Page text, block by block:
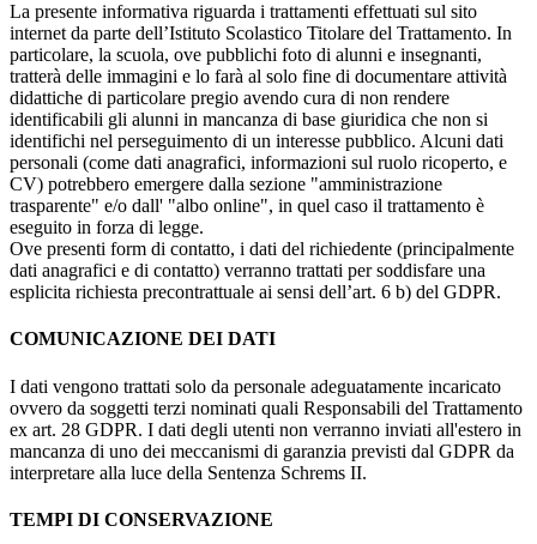
La presente informativa riguarda i trattamenti effettuati sul sito
internet da parte dell’Istituto Scolastico Titolare del Trattamento. In
particolare, la scuola, ove pubblichi foto di alunni e insegnanti,
tratterà delle immagini e lo farà al solo fine di documentare attività
didattiche di particolare pregio avendo cura di non rendere
identificabili gli alunni in mancanza di base giuridica che non si
identifichi nel perseguimento di un interesse pubblico. Alcuni dati
personali (come dati anagrafici, informazioni sul ruolo ricoperto, e
CV) potrebbero emergere dalla sezione "amministrazione
trasparente" e/o dall' "albo online", in quel caso il trattamento è
eseguito in forza di legge.
Ove presenti form di contatto, i dati del richiedente (principalmente
dati anagrafici e di contatto) verranno trattati per soddisfare una
esplicita richiesta precontrattuale ai sensi dell’art. 6 b) del GDPR.
COMUNICAZIONE DEI DATI
I dati vengono trattati solo da personale adeguatamente incaricato
ovvero da soggetti terzi nominati quali Responsabili del Trattamento
ex art. 28 GDPR. I dati degli utenti non verranno inviati all'estero in
mancanza di uno dei meccanismi di garanzia previsti dal GDPR da
interpretare alla luce della Sentenza Schrems II.
TEMPI DI CONSERVAZIONE